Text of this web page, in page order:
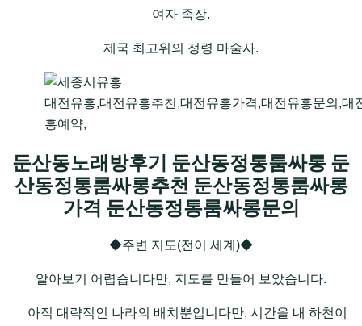
여자 족장.
제국 최고위의 정령 마술사.
대전유흥,대전유흥추천,대전유흥가격,대전유흥문의,
흥예약,
둔산동노래방후기 둔산동정통룸싸롱 둔
산동정통룸싸롱추천 둔산동정통룸싸롱
가격 둔산동정통룸싸롱문의
◆주변 지도(전이 세계)◆
알아보기 어렵습니다만, 지도를 만들어 보았습니다.
아직 대략적인 나라의 배치뿐입니다만, 시간을 내 하천이